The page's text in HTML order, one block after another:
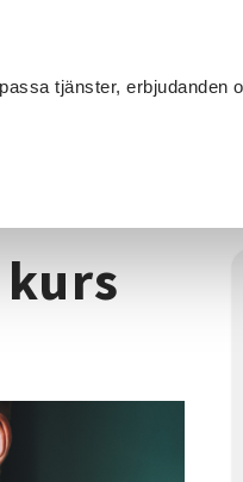
tjänster, erbjudanden